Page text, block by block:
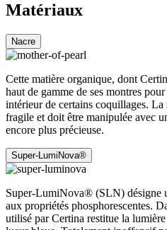
Matériaux
Nacre
Cette matière organique, dont
haut de gamme de ses montres
intérieur de certains coquillages. La
fragile et doit être manipulée avec
encore plus précieuse.
Super-LumiNova®
Super-LumiNova® (SLN) désigne
aux propriétés phosphorescentes.
utilisé par Certina restitue la